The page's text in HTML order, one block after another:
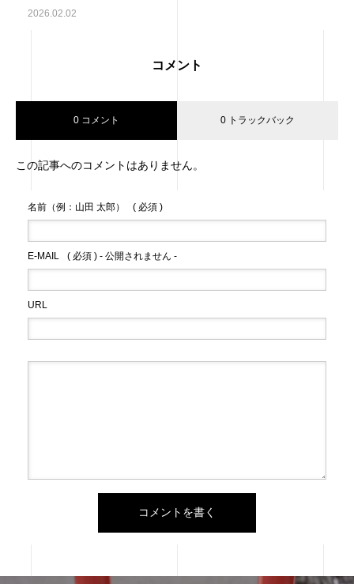
2026.02.02
コメント
0 コメント 0 トラックバック
この記事へのコメントはありません。
名前（例：山田 太郎） ( 必須 )
E-MAIL ( 必須 ) - 公開されません -
URL